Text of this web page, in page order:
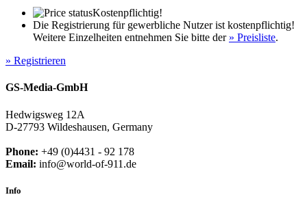
Kostenpflichtig!
Die Registrierung für gewerbliche Nutzer ist kostenpflichtig!
Weitere Einzelheiten entnehmen Sie bitte der » Preisliste.
» Registrieren
GS-Media-GmbH
Hedwigsweg 12A
D-27793 Wildeshausen, Germany
Phone: +49 (0)4431 - 92 178
Email: info@world-of-911.de
Info